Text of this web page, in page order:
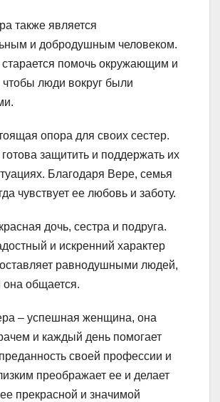
также является
и добродушным человеком.
старается помочь окружающим и
чтобы люди вокруг были
опора для своих сестер.
защитить и поддержать их
Благодаря Вере, семья
чувствует ее любовь и заботу.
дочь, сестра и подруга.
и искренний характер
оставляет равнодушными людей,
она общается.
– успешная женщина, она
и каждый день помогает
своей профессии и
преображает ее и делает
прекрасной и значимой